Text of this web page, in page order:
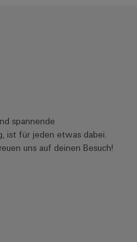
spannende
ist für jeden etwas dabei.
uns auf deinen Besuch!